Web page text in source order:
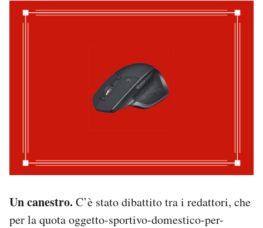
Un canestro. C’è stato dibattito tra i redattori, che
per la quota oggetto-sportivo-domestico-per-